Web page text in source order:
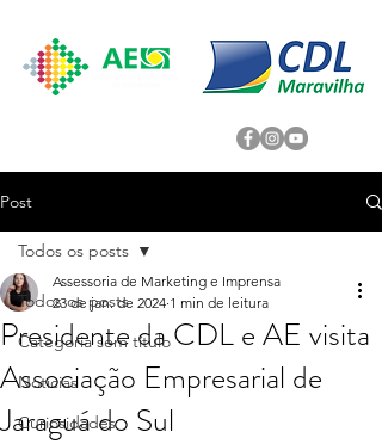
Post
Todos os posts
Categoria sem título
Noticias
Curiosidades
Todos os posts
Presidente da CDL e AE visita
Associação Empresarial de
Jaraguá do Sul
Assessoria de Marketing e Imprensa
23 de jan. de 2024 1 min de leitura